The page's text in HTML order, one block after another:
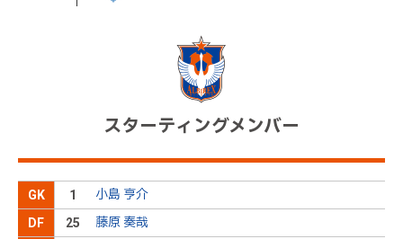
ウィリアンリラが得点
左サイドの敵陣中央でＦＫを獲得。キッカーは浮き
球のパスをゴール前に送るが、チャンスには至らな
後半27分
テンポのよいパス回しでボールを支配する時間が続
く
スターティングメンバー
GK 1 小島 亨介
DF 25 藤原 奏哉